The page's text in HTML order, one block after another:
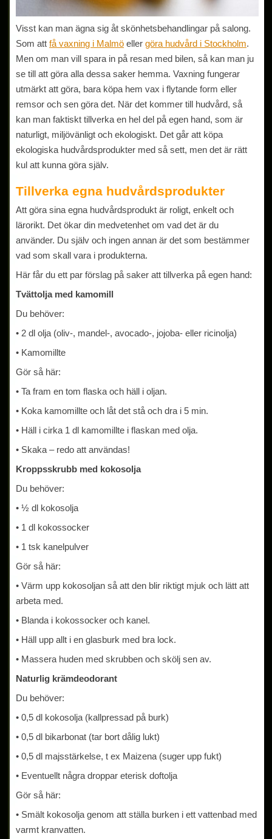
Visst kan man ägna sig åt skönhetsbehandlingar på salong.
Som attfå vaxning i Malmö ellergöra hudvård i Stockholm.
Men om man vill spara in på resan med bilen, så kan man ju
se till att göra alla dessa saker hemma. Vaxning fungerar
utmärkt att göra, bara köpa hem vax i flytande form eller
remsor och sen göra det. När det kommer till hudvård, så
kan man faktiskt tillverka en hel del på egen hand, som är
naturligt, miljövänligt och ekologiskt. Det går att köpa
ekologiska hudvårdsprodukter med så sett, men det är rätt
kul att kunna göra själv.
Tillverka egna hudvårdsprodukter
Att göra sina egna hudvårdsprodukt är roligt, enkelt och
lärorikt. Det ökar din medvetenhet om vad det är du
använder. Du själv och ingen annan är det som bestämmer
vad som skall vara i produkterna.
Här får du ett par förslag på saker att tillverka på egen hand:
Tvättolja med kamomill
Du behöver:
• 2 dl olja (oliv-, mandel-, avocado-, jojoba- eller ricinolja)
• Kamomillte
Gör så här:
• Ta fram en tom flaska och häll i oljan.
• Koka kamomillte och låt det stå och dra i 5 min.
• Häll i cirka 1 dl kamomillte i flaskan med olja.
• Skaka – redo att användas!
Kroppsskrubb med kokosolja
Du behöver:
• ½ dl kokosolja
• 1 dl kokossocker
• 1 tsk kanelpulver
Gör så här:
• Värm upp kokosoljan så att den blir riktigt mjuk och lätt att
arbeta med.
• Blanda i kokossocker och kanel.
• Häll upp allt i en glasburk med bra lock.
• Massera huden med skrubben och skölj sen av.
Naturlig krämdeodorant
Du behöver:
• 0,5 dl kokosolja (kallpressad på burk)
• 0,5 dl bikarbonat (tar bort dålig lukt)
• 0,5 dl majsstärkelse, t ex Maizena (suger upp fukt)
• Eventuellt några droppar eterisk doftolja
Gör så här:
• Smält kokosolja genom att ställa burken i ett vattenbad med
varmt kranvatten.